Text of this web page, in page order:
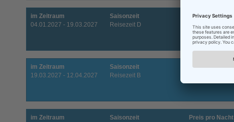
im Zeitraum
04.01.2027 - 19.03.2027
Saisonzeit
Reisezeit D
Preis pro Nacht
60,00 €
im Zeitraum
19.03.2027 - 12.04.2027
Saisonzeit
Reisezeit B
Preis pro Nacht
im Zeitraum
Saisonzeit
Preis pro Nacht